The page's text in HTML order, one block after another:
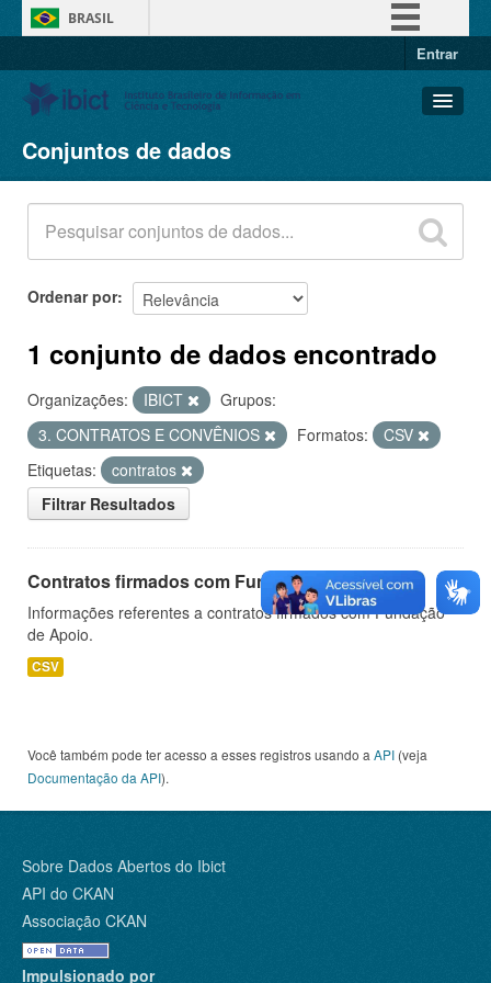
BRASIL
Entrar
Conjuntos de dados
Organizações
Grupos
Sobre
Conjuntos de dados
Ordenar por
1 conjunto de dados encontrado
Organizações: IBICT
Grupos:
3. CONTRATOS E CONVÊNIOS
Formatos:
CSV
Etiquetas:
contratos
Filtrar Resultados
Contratos firmados com Fundação de Apoio
Informações referentes a contratos firmados com Fundação
de Apoio.
CSV
Você também pode ter acesso a esses registros usando a API (veja
Documentação da API).
Sobre Dados Abertos do Ibict
API do CKAN
Associação CKAN
Impulsionado por